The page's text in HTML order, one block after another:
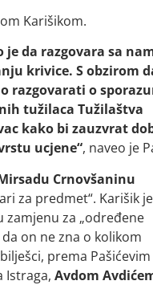
Karišikom.
da razgovara sa
krivice. S obzirom
razgovarati o
tužilaca Tužilaštva
kako bi zauzvrat
ucjene“, naveo je
Crnovšaninu
za predmet“. Karišik
zamjenu za „određene
on ne zna o kolikom
prema Pašićevim
Istraga, Avdom